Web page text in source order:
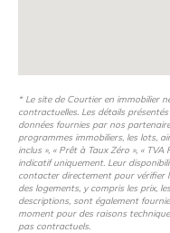
* Le site de Courtier en immobilier
contractuelles. Les détails
données fournies par nos
programmes immobiliers, les lots,
inclus », « Prêt à Taux Zéro », «
indicatif uniquement. Leur
contacter directement pour vérifier
des logements, y compris les prix,
descriptions, sont également
moment pour des raisons
pas contractuels.